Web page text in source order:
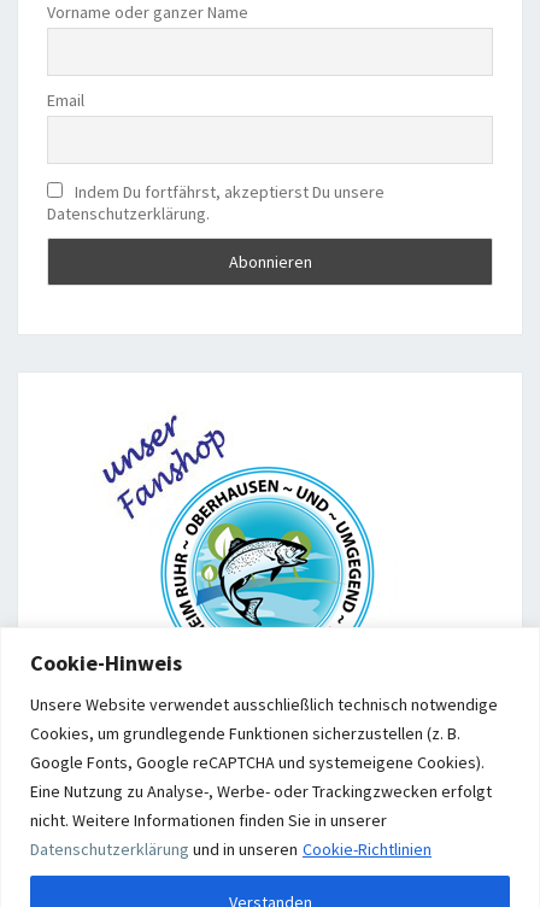
Cookie-Hinweis
Unsere Website verwendet ausschließlich technisch notwendige
Cookies, um grundlegende Funktionen sicherzustellen (z. B.
Google Fonts, Google reCAPTCHA und systemeigene Cookies).
Eine Nutzung zu Analyse-, Werbe- oder Trackingzwecken erfolgt
nicht. Weitere Informationen finden Sie in unserer
Datenschutzerklärung und in unseren Cookie-Richtlinien
Verstanden
Vorname oder ganzer Name
Email
Indem Du fortfährst, akzeptierst Du unsere
Datenschutzerklärung.
Stolz präsentiert vonWordPress